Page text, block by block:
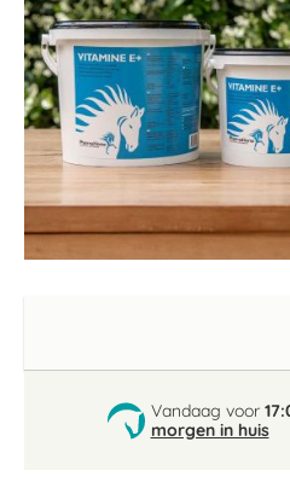
Vandaag voor
morgen in huis
van
afbeeldingen-